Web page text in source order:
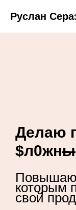
Руслан
Делаю
$л0жны
Повышаю
которым
свой